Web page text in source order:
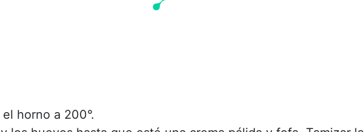
horno a 200°.